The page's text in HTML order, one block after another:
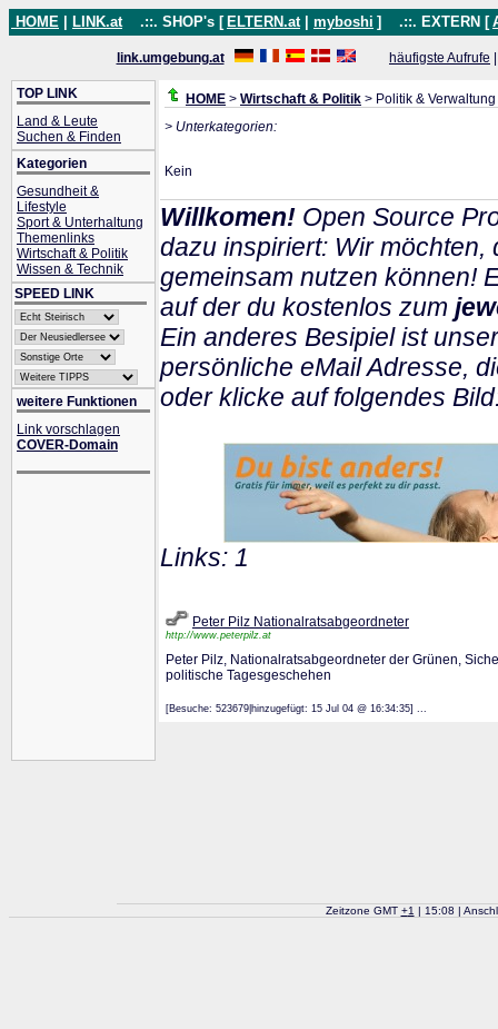
HOME LINK.at .::. SHOP's [ ELTERN.at myboshi ] .::. EXTERN [
link.umgebung.at häufigste Aufrufe
TOP LINK
Land & Leute
Suchen & Finden
Kategorien
Gesundheit &
Lifestyle
Sport & Unterhaltung
Themenlinks
Wirtschaft & Politik
Wissen & Technik
SPEED LINK
weitere Funktionen
Link vorschlagen
COVER-Domain
HOME > Wirtschaft & Politik > Politik & Verwaltung
> Unterkategorien:
Kein
Willkomen! Open Source
dazu inspiriert: Wir
gemeinsam nutzen können!
auf der du kostenlos zum
Ein anderes Besipiel ist
persönliche eMail Adresse,
oder klicke auf folgendes
Links: 1
Peter Pilz Nationalratsabgeordneter
http://www.peterpilz.at
Peter Pilz, Nationalratsabgeordneter der Grünen,
politische Tagesgeschehen
[Besuche: 523679|hinzugefügt: 15 Jul 04 @ 16:34:35] ...
Zeitzone GMT +1 | 15:08 |